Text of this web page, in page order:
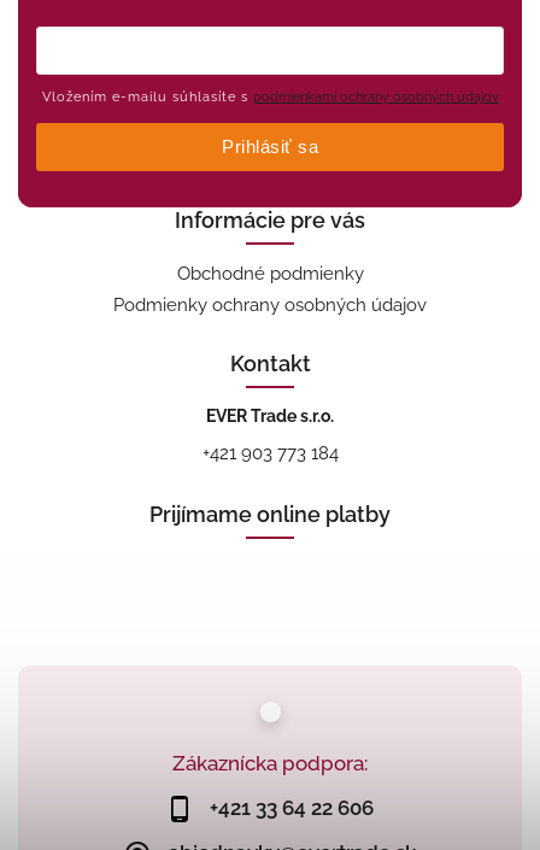
Zákaznícka podpora:
+421 33 64 22 606
Vložením e-mailu súhlasíte s podmienkami ochrany osobných údajov
Prihlásiť sa
Informácie pre vás
Obchodné podmienky
Podmienky ochrany osobných údajov
Kontakt
EVER Trade s.r.o.
+421 903 773 184
Prijímame online platby